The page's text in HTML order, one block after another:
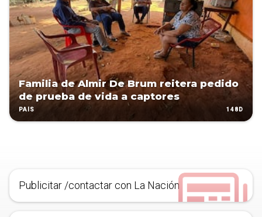
Familia de Almir De Brum reitera pedido
de prueba de vida a captores
PAÍS 148D
Publicitar /contactar con La Nación